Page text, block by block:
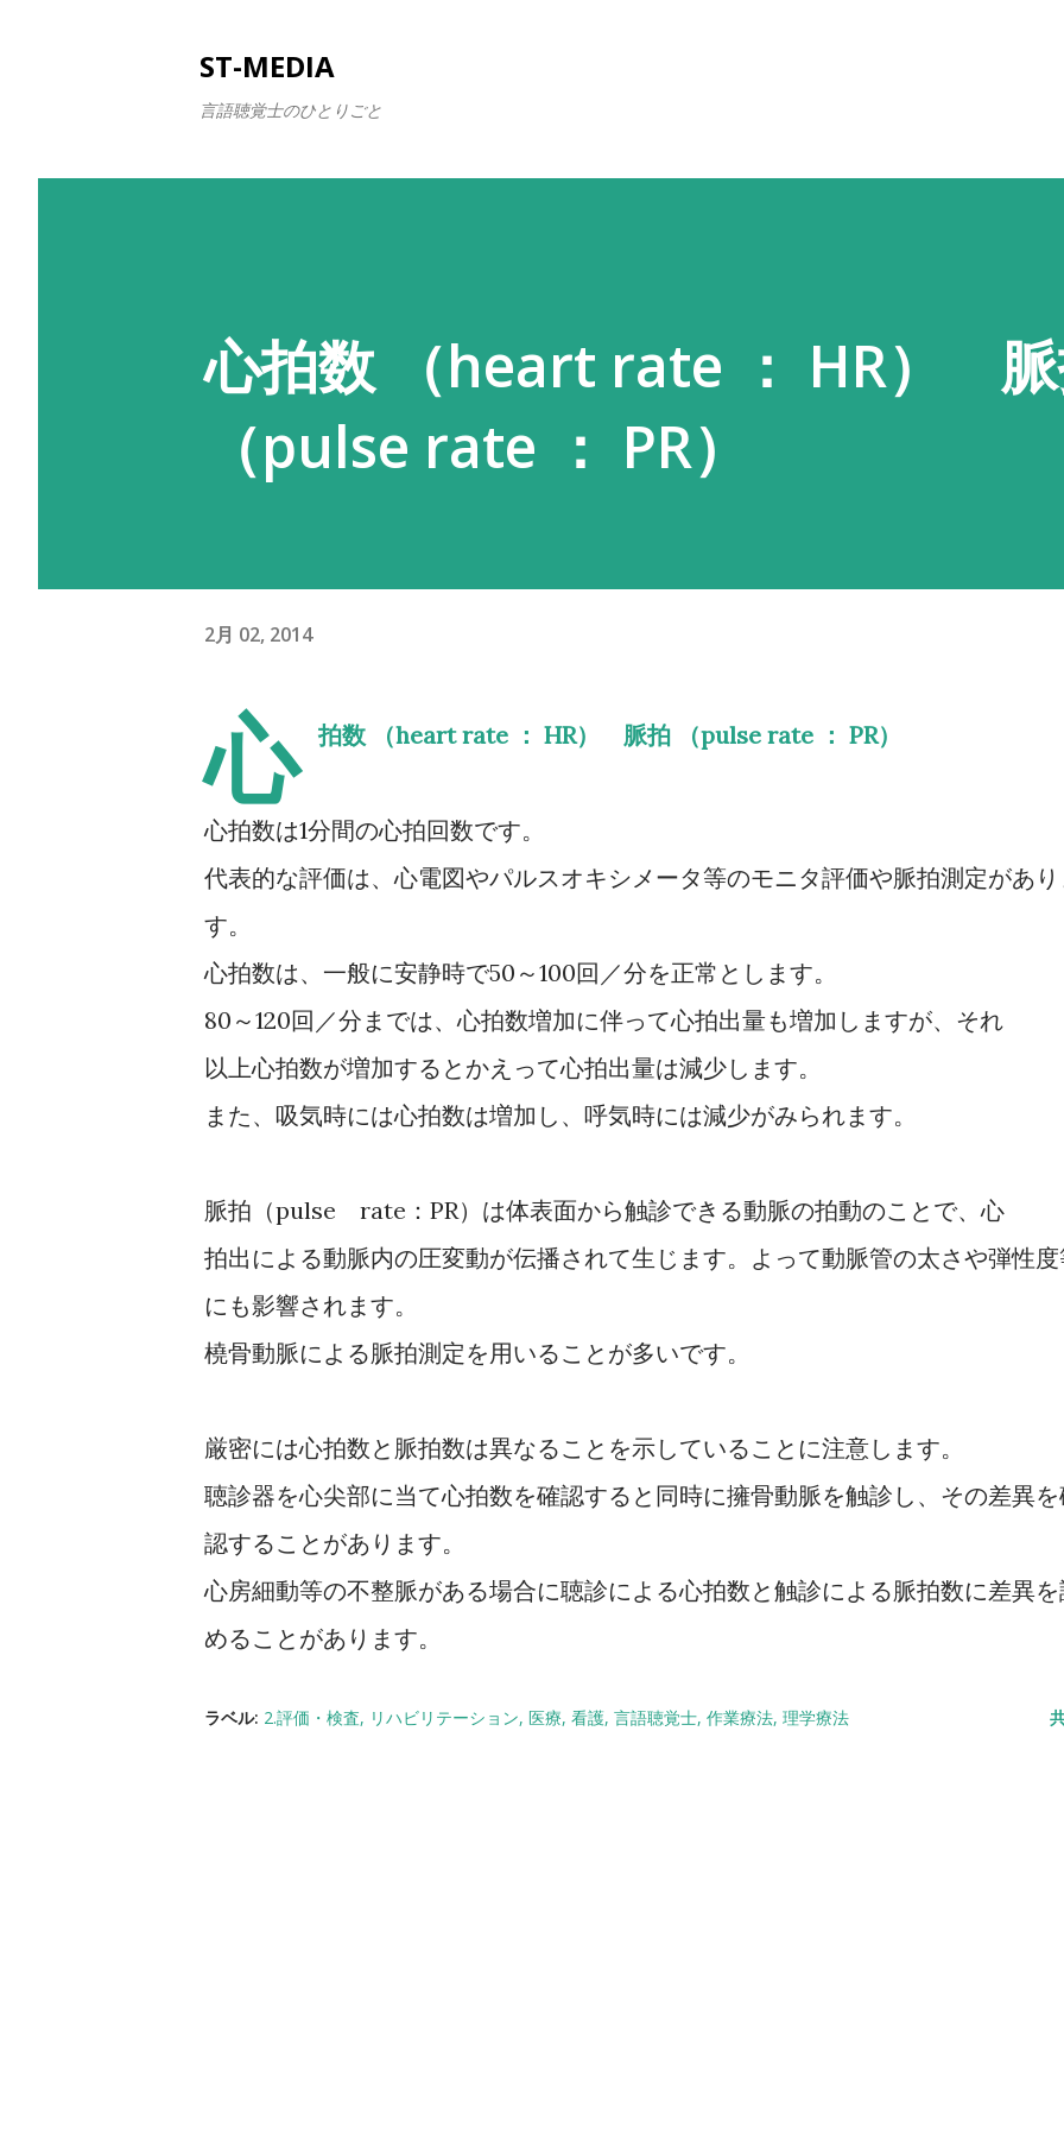
ST-MEDIA
言語聴覚士のひとりごと
心拍数 （heart rate ： HR）
（pulse rate ： PR）
2月 02, 2014
心 拍数 （heart rate ： HR） 脈拍 （pulse rate ： PR）
心拍数は1分間の心拍回数です。
代表的な評価は、心電図やパルスオキシメータ等のモニタ評価や脈拍測定があ
す。
心拍数は、一般に安静時で50～100回／分を正常とします。
80～120回／分までは、心拍数増加に伴って心拍出量も増加しますが、それ
以上心拍数が増加するとかえって心拍出量は減少します。
また、吸気時には心拍数は増加し、呼気時には減少がみられます。
脈拍（pulse rate：PR）は体表面から触診できる動脈の拍動のことで、心
拍出による動脈内の圧変動が伝播されて生じます。よって動脈管の太さや弾性
にも影響されます。
橈骨動脈による脈拍測定を用いることが多いです。
厳密には心拍数と脈拍数は異なることを示していることに注意します。
聴診器を心尖部に当て心拍数を確認すると同時に擁骨動脈を触診し、その差異
認することがあります。
心房細動等の不整脈がある場合に聴診による心拍数と触診による脈拍数に差異
めることがあります。
ラベル: 2.評価・検査 リハビリテーション 医療 看護 言語聴覚士 作業療法 理学療法